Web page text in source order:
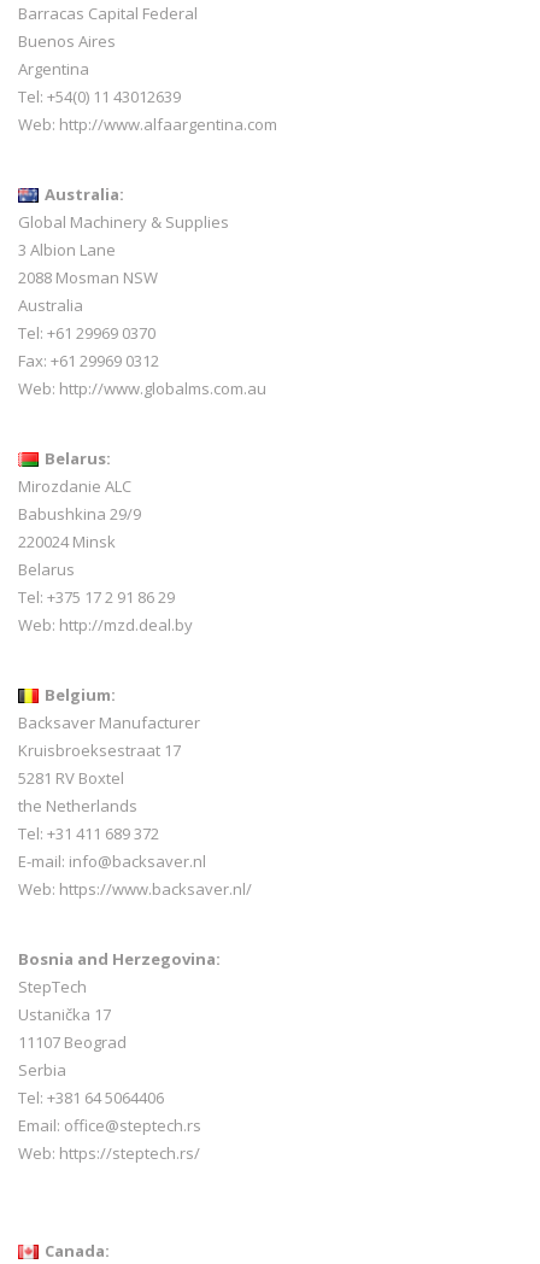
Barracas Capital Federal
Buenos Aires
Argentina
Tel: +54(0) 11 43012639
Web: http://www.alfaargentina.com
Australia:
Global Machinery & Supplies
3 Albion Lane
2088 Mosman NSW
Australia
Tel: +61 29969 0370
Fax: +61 29969 0312
Web: http://www.globalms.com.au
Belarus:
Mirozdanie ALC
Babushkina 29/9
220024 Minsk
Belarus
Tel: +375 17 2 91 86 29
Web: http://mzd.deal.by
Belgium:
Backsaver Manufacturer
Kruisbroeksestraat 17
5281 RV Boxtel
the Netherlands
Tel: +31 411 689 372
E-mail: info@backsaver.nl
Web: https://www.backsaver.nl/
Bosnia and Herzegovina:
StepTech
Ustanička 17
11107 Beograd
Serbia
Tel: +381 64 5064406
Email: office@steptech.rs
Web: https://steptech.rs/
Canada: